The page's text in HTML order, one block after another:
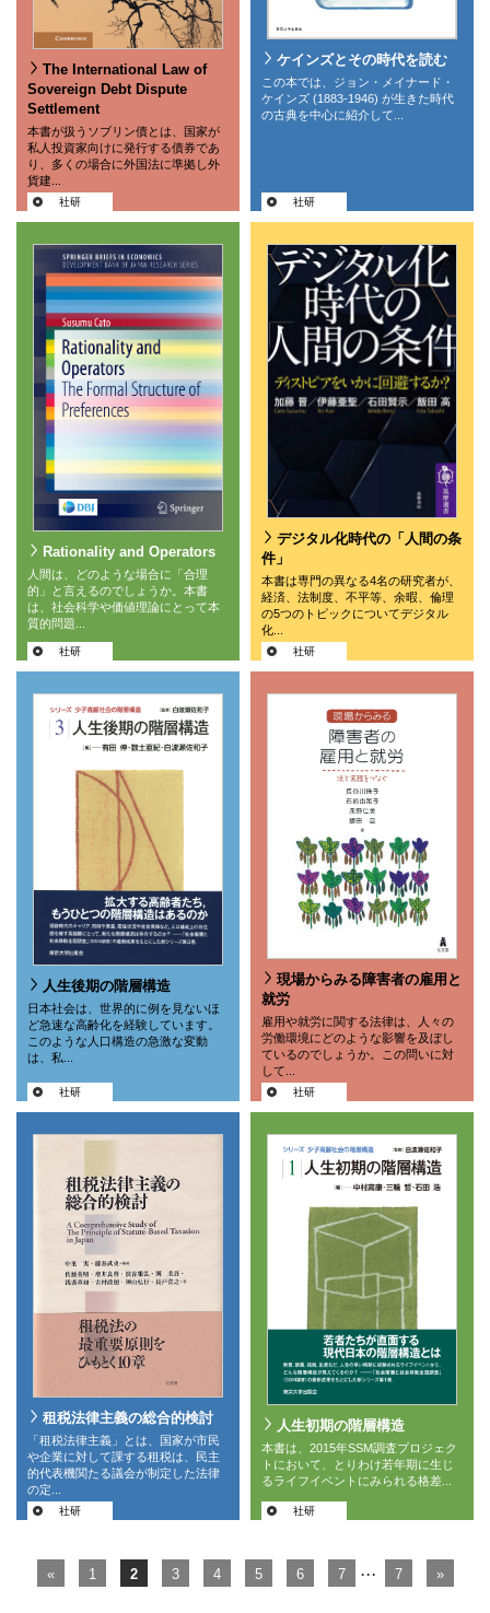
The International Law of
Sovereign Debt Dispute
Settlement
本書が扱うソブリン債とは、国家が
私人投資家向けに発行する債券であ
り、多くの場合に外国法に準拠し外
貨建...
社研
ケインズとその時代を読む
この本では、ジョン・メイナード・
ケインズ (1883-1946) が生きた時代
の古典を中心に紹介して...
社研
Rationality and Operators
人間は、どのような場合に「合理
的」と言えるのでしょうか。本書
は、社会科学や価値理論にとって本
質的問題...
社研
デジタル化時代の「人間の条
件」
本書は専門の異なる4名の研究者が、
経済、法制度、不平等、余暇、倫理
の5つのトピックについてデジタル
化...
社研
人生後期の階層構造
日本社会は、世界的に例を見ないほ
ど急速な高齢化を経験しています。
このような人口構造の急激な変動
は、私...
社研
現場からみる障害者の雇用と
就労
雇用や就労に関する法律は、人々の
労働環境にどのような影響を及ぼし
ているのでしょうか。この問いに対
して...
社研
租税法律主義の総合的検討
「租税法律主義」とは、国家が市民
や企業に対して課する租税は、民主
的代表機関たる議会が制定した法律
の定...
社研
人生初期の階層構造
本書は、2015年SSM調査プロジェク
トにおいて、とりわけ若年期に生じ
るライフイベントにみられる格差...
社研
« 1 2 3 4 5 6 7 ... 7 »